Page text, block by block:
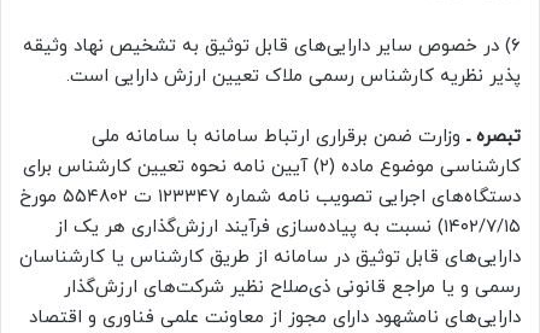
۶) در خصوص سایر دارایی‌های قابل توثیق به تشخیص نهاد وثیقه
پذیر نظریه کارشناس رسمی ملاک تعیین ارزش دارایی است.
تبصره ـ وزارت ضمن برقراری ارتباط سامانه با سامانه ملی
کارشناسی موضوع ماده (۲) آیین نامه نحوه تعیین کارشناس برای
دستگاه‌های اجرایی تصویب نامه شماره ۱۲۳۳۴۷ ت ۵۵۴۸۰۲ مورخ
۱۴۰۲/۷/۱۵) نسبت به پیاده‌سازی فرآیند ارزش‌گذاری هر یک از
دارایی‌های قابل توثیق در سامانه از طریق کارشناس یا کارشناسان
رسمی و یا مراجع قانونی ذی‌صلاح نظیر شرکت‌های ارزش‌گذار
دارایی‌های نامشهود دارای مجوز از معاونت علمی فناوری و اقتصاد